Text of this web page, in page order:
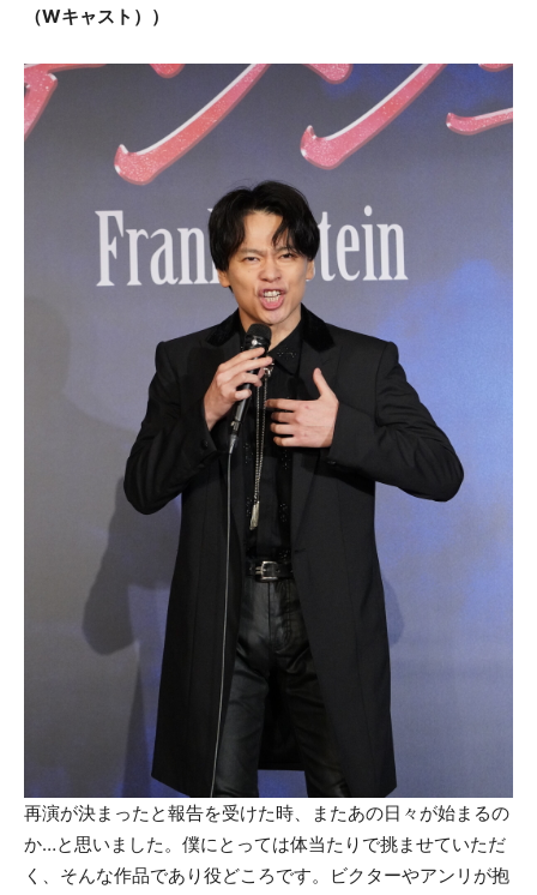
（Wキャスト））
再演が決まったと報告を受けた時、またあの日々が始まるの
か…と思いました。僕にとっては体当たりで挑ませていただ
く、そんな作品であり役どころです。ビクターやアンリが抱